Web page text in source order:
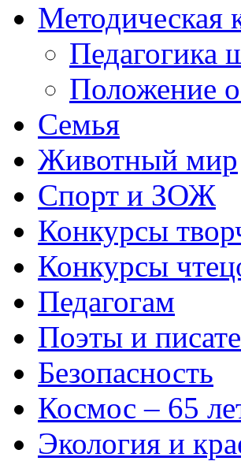
Методическая
Педагогика
Положение
Семья
Животный мир
Спорт и ЗОЖ
Конкурсы
Конкурсы
Педагогам
Поэты и
Безопасность
Космос – 65
Экология и